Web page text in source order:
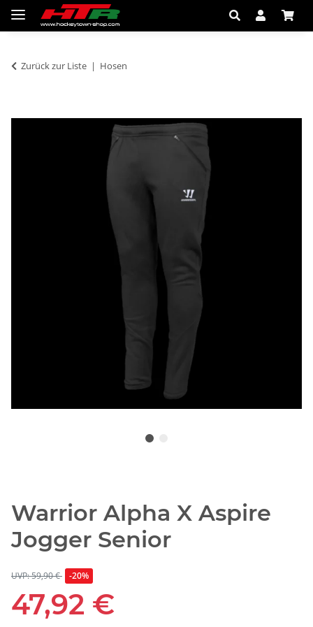
Zurück zur Liste Hosen
Warrior Alpha X Aspire
Jogger Senior
UVP: 59,90 € -20%
47,92 €